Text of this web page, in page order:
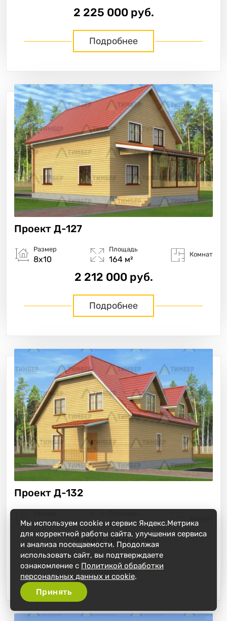
2 225 000 руб.
Подробнее
Проект Д-127
Размер
8х10
Площадь
164 м²
Комнат
2 212 000 руб.
Подробнее
Проект Д-132
10х12 211 м²
2 043 000 руб.
Подробнее
Мы используем cookie и сервис Яндекс.Метрика
для корректной работы сайта, улучшения сервиса
и анализа посещаемости. Продолжая
использовать сайт, вы подтверждаете
ознакомление с Политикой обработки
персональных данных и cookie.
Принять